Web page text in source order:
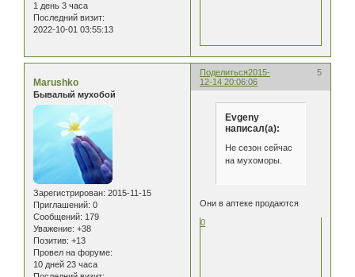
1 день 3 часа
Последний визит:
2022-10-01 03:55:13
Поделиться 5
2015-
12-14 20:06:06
Marushko
Бывалый мухобой
Зарегистрирован: 2015-11-15
Приглашений: 0
Сообщений: 179
Уважение: +38
Позитив: +13
Провел на форуме:
10 дней 23 часа
Evgeny
написал(а):
Не сезон сейчас
на мухоморы.
Они в аптеке продаются
0